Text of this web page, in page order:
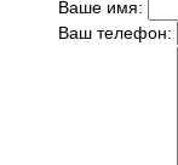
Ваше имя:
Ваш телефон: